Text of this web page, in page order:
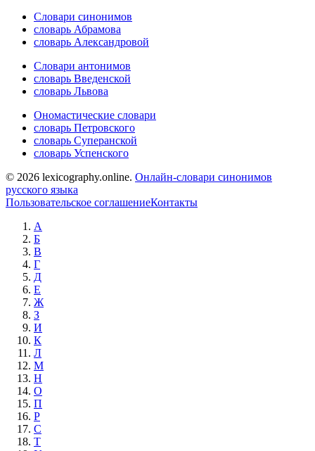
Словари синонимов
словарь Абрамова
словарь Александровой
Словари антонимов
словарь Введенской
словарь Львова
Ономастические словари
словарь Петровского
словарь Суперанской
словарь Успенского
© 2026 lexicography.online. Онлайн-словари синонимов
русского языка
Пользовательское соглашениеКонтакты
А
Б
В
Г
Д
Е
Ж
З
И
К
Л
М
Н
О
П
Р
С
Т